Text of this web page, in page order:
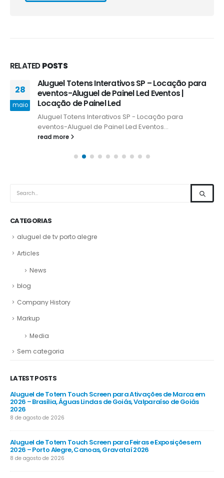
RELATEDPOSTS
28
maio
Aluguel Totens Interativos SP – Locação para
eventos-Aluguel de Painel Led Eventos |
Locação de Painel Led
Aluguel Totens Interativos SP - Locação para
eventos-Aluguel de Painel Led Eventos...
read more
CATEGORIAS
aluguel de tv porto alegre
Articles
News
blog
Company History
Markup
Media
Sem categoria
LATEST POSTS
Aluguel de Totem Touch Screen para Ativações de Marca em
2026 – Brasília, Águas Lindas de Goiás, Valparaíso de Goiás
2026
8 de agosto de 2026
Aluguel de Totem Touch Screen para Feiras e Exposições em
2026 – Porto Alegre, Canoas, Gravataí 2026
8 de agosto de 2026